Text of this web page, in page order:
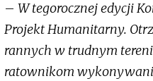
– W tegorocznej edycji
Projekt Humanitarny.
rannych w trudnym
ratownikom